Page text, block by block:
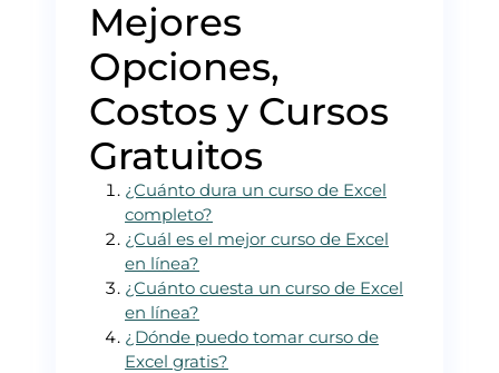
Mejores
Opciones,
Costos y Cursos
Gratuitos
¿Cuánto dura un curso de Excel
completo?
¿Cuál es el mejor curso de Excel
en línea?
¿Cuánto cuesta un curso de Excel
en línea?
¿Dónde puedo tomar curso de
Excel gratis?